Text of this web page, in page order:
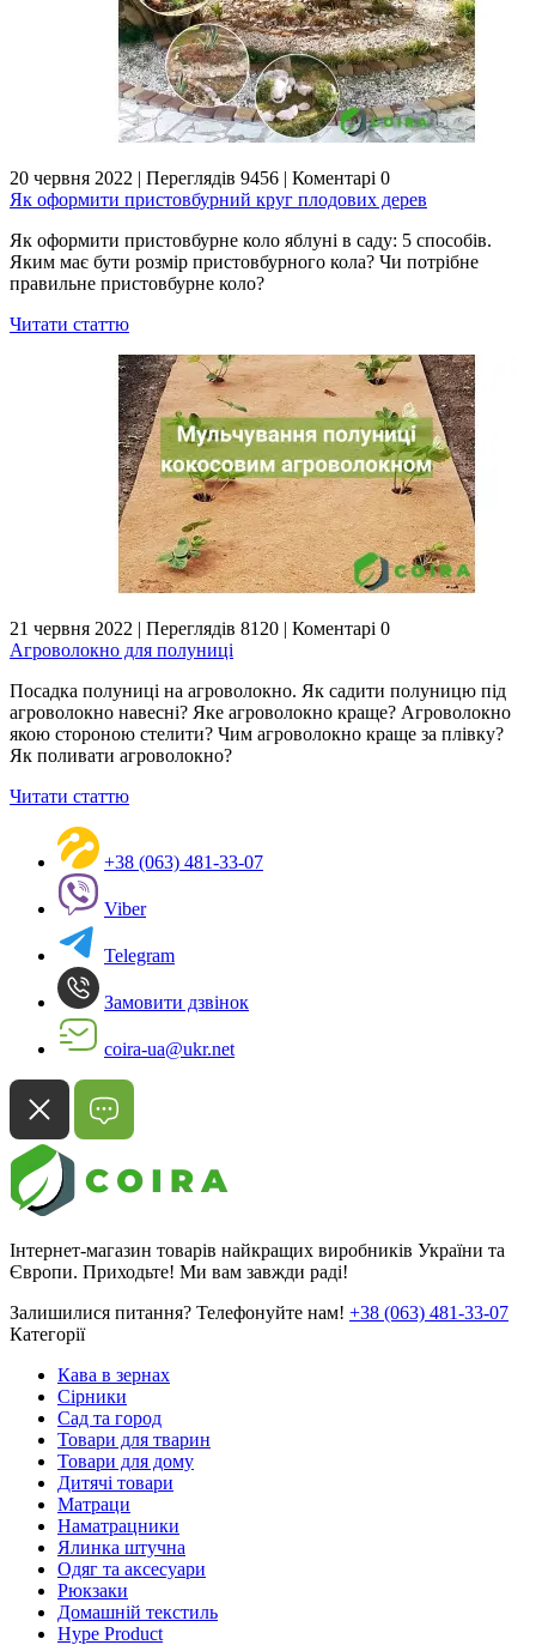
20 червня 2022 | Переглядів 9456 | Коментарі 0
Як оформити пристовбурний круг плодових дерев
Як оформити пристовбурне коло яблуні в саду: 5 способів.
Яким має бути розмір пристовбурного кола? Чи потрібне
правильне пристовбурне коло?
Читати статтю
21 червня 2022 | Переглядів 8120 | Коментарі 0
Агроволокно для полуниці
Посадка полуниці на агроволокно. Як садити полуницю під
агроволокно навесні? Яке агроволокно краще? Агроволокно
якою стороною стелити? Чим агроволокно краще за плівку?
Як поливати агроволокно?
Читати статтю
+38 (063) 481-33-07
Viber
Telegram
Замовити дзвінок
coira-ua@ukr.net
Інтернет-магазин товарів найкращих виробників України та
Європи. Приходьте! Ми вам завжди раді!
Залишилися питання? Телефонуйте нам! +38 (063) 481-33-07
Категорії
Кава в зернах
Сірники
Сад та город
Товари для тварин
Товари для дому
Дитячі товари
Матраци
Наматрацники
Ялинка штучна
Одяг та аксесуари
Рюкзаки
Домашній текстиль
Hype Product